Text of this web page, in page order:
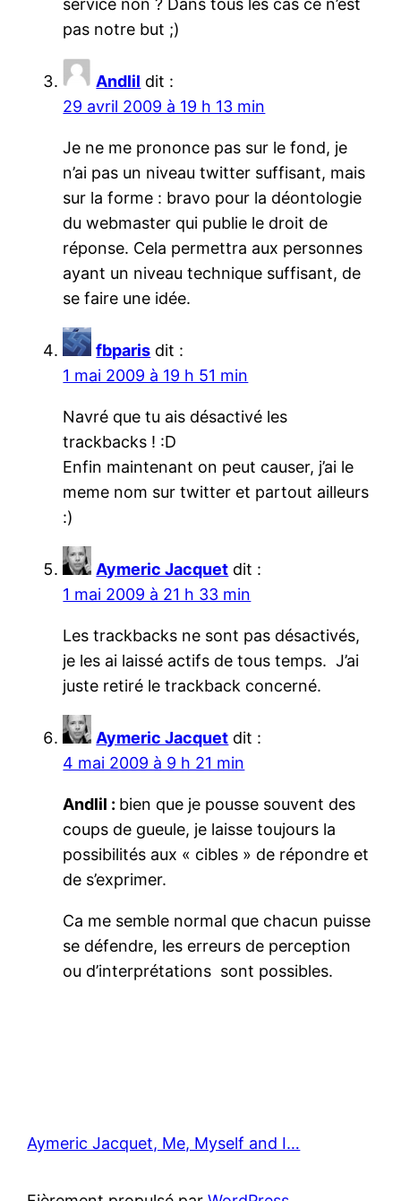
service non ? Dans tous les cas ce n’est
pas notre but ;)
Andlil dit :
29 avril 2009 à 19 h 13 min
Je ne me prononce pas sur le fond, je
n’ai pas un niveau twitter suffisant, mais
sur la forme : bravo pour la déontologie
du webmaster qui publie le droit de
réponse. Cela permettra aux personnes
ayant un niveau technique suffisant, de
se faire une idée.
fbparis dit :
1 mai 2009 à 19 h 51 min
Navré que tu ais désactivé les
trackbacks ! :D
Enfin maintenant on peut causer, j’ai le
meme nom sur twitter et partout ailleurs
:)
Aymeric Jacquet dit :
1 mai 2009 à 21 h 33 min
Les trackbacks ne sont pas désactivés,
je les ai laissé actifs de tous temps. J’ai
juste retiré le trackback concerné.
Aymeric Jacquet dit :
4 mai 2009 à 9 h 21 min
Andlil : bien que je pousse souvent des
coups de gueule, je laisse toujours la
possibilités aux « cibles » de répondre et
de s’exprimer.
Ca me semble normal que chacun puisse
se défendre, les erreurs de perception
ou d’interprétations sont possibles.
Aymeric Jacquet, Me, Myself and I…